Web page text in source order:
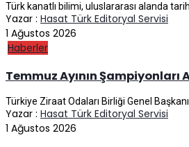
Türk kanatlı bilimi, uluslararası alanda
Yazar : Hasat Türk Editoryal Servisi
1 Ağustos 2026
Haberler
Temmuz Ayının Şampiyonları
Türkiye Ziraat Odaları Birliği Genel
Yazar : Hasat Türk Editoryal Servisi
1 Ağustos 2026